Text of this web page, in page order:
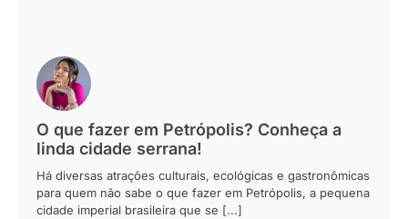
O que fazer em Petrópolis? Conheça a
linda cidade serrana!
Há diversas atrações culturais, ecológicas e gastronômicas
para quem não sabe o que fazer em Petrópolis, a pequena
cidade imperial brasileira que se [...]